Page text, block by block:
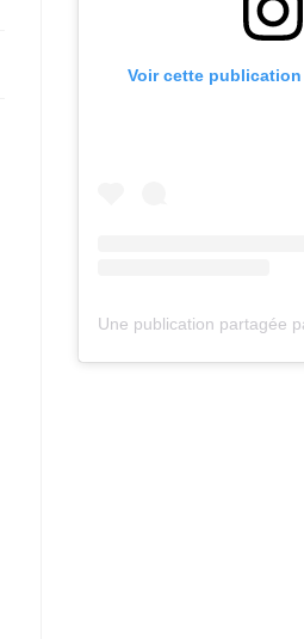
Voir cette